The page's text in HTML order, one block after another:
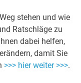
stehen und wie
Ratschläge zu
dabei helfen,
damit Sie
>>> hier weiter >>>.